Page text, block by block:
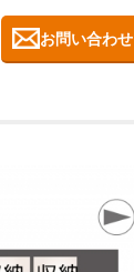
お問い合わせ